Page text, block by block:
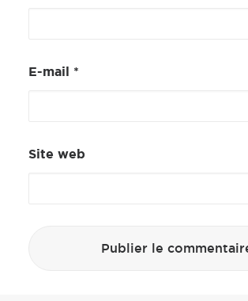
E-mail *
Site web